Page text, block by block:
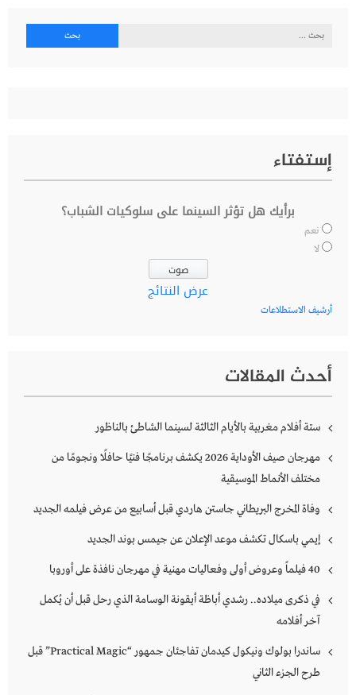
البحث
إستفتاء
برأيك هل تؤثر السينما على سلوكيات الشباب؟
نعم
لا
عرض النتائج
أرشيف الاستطلاعات
أحدث المقالات
ستة أفلام مغربية بالأيام الثالثة لسينما الشاطئ بالناظور
مهرجان صيف الأوداية 2026 يكشف برنامجًا فنيًا حافلًا ونجومًا من
مختلف الأنماط الموسيقية
وفاة المخرج البريطاني جاستن هاردي قبل أسابيع من عرض فيلمه الجديد
إيمي باسكال تكشف موعد الإعلان عن جيمس بوند الجديد
40 فيلماً وعروض أولى وفعاليات مهنية في مهرجان نافذة على أوروبا
في ذكرى ميلاده.. رشدي أباظة أيقونة الوسامة الذي رحل قبل أن يُكمل
آخر أفلامه
ساندرا بولوك ونيكول كيدمان تفاجئان جمهور “Practical Magic” قبل
طرح الجزء الثاني